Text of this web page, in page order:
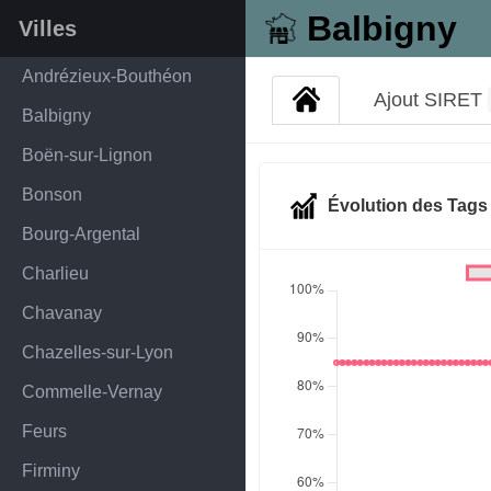
Balbigny
Villes
Andrézieux-Bouthéon
Balbigny
Boën-sur-Lignon
Bonson
Bourg-Argental
Charlieu
Chavanay
Chazelles-sur-Lyon
Commelle-Vernay
Feurs
Firminy
Ajout SIRET
Évolution des